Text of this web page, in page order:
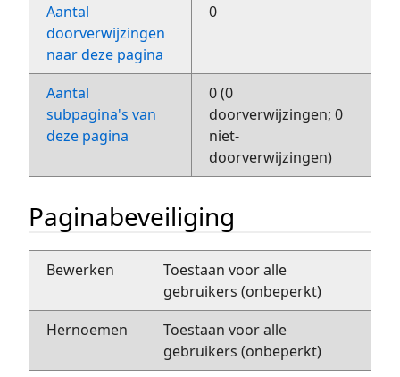
Aantal
doorverwijzingen
naar deze pagina
0
Aantal
subpagina's van
deze pagina
0 (0
doorverwijzingen; 0
niet-
doorverwijzingen)
Paginabeveiliging
Bewerken
Toestaan voor alle
gebruikers (onbeperkt)
Hernoemen
Toestaan voor alle
gebruikers (onbeperkt)